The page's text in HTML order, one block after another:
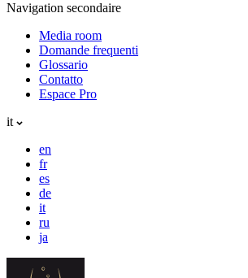
Navigation secondaire
Media room
Domande frequenti
Glossario
Contatto
Espace Pro
it
en
fr
es
de
it
ru
ja